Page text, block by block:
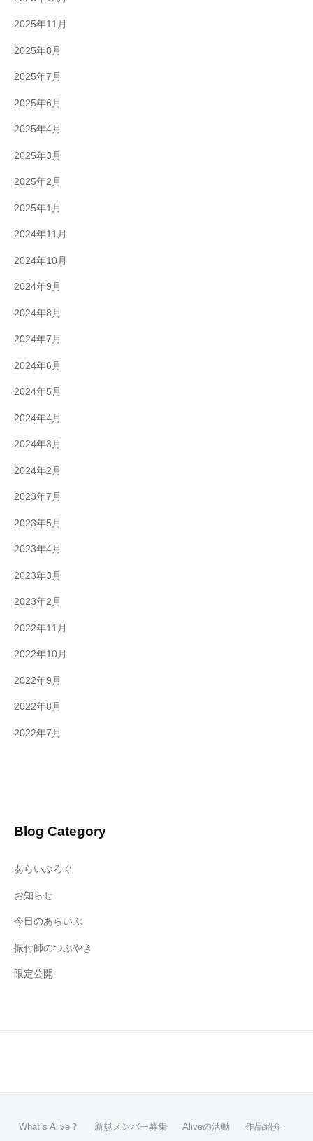
2025年11月
2025年8月
2025年7月
2025年6月
2025年4月
2025年3月
2025年2月
2025年1月
2024年11月
2024年10月
2024年9月
2024年8月
2024年7月
2024年6月
2024年5月
2024年4月
2024年3月
2024年2月
2023年7月
2023年5月
2023年4月
2023年3月
2023年2月
2022年11月
2022年10月
2022年9月
2022年8月
2022年7月
Blog Category
あらいぶろぐ
お知らせ
今日のあらいぶ
振付師のつぶやき
限定公開
What`s Alive？ 新規メンバー募集 Aliveの活動 作品紹介